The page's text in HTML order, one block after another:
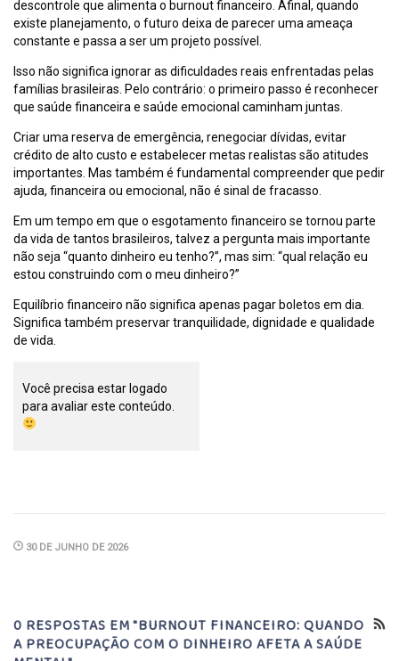
descontrole que alimenta o burnout financeiro. Afinal, quando
existe planejamento, o futuro deixa de parecer uma ameaça
constante e passa a ser um projeto possível.
Isso não significa ignorar as dificuldades reais enfrentadas pelas
famílias brasileiras. Pelo contrário: o primeiro passo é reconhecer
que saúde financeira e saúde emocional caminham juntas.
Criar uma reserva de emergência, renegociar dívidas, evitar
crédito de alto custo e estabelecer metas realistas são atitudes
importantes. Mas também é fundamental compreender que pedir
ajuda, financeira ou emocional, não é sinal de fracasso.
Em um tempo em que o esgotamento financeiro se tornou parte
da vida de tantos brasileiros, talvez a pergunta mais importante
não seja “quanto dinheiro eu tenho?”, mas sim: “qual relação eu
estou construindo com o meu dinheiro?”
Equilíbrio financeiro não significa apenas pagar boletos em dia.
Significa também preservar tranquilidade, dignidade e qualidade
de vida.
Você precisa estar logado
para avaliar este conteúdo.
30 DE JUNHO DE 2026
0 RESPOSTAS EM "BURNOUT FINANCEIRO: QUANDO
A PREOCUPAÇÃO COM O DINHEIRO AFETA A SAÚDE